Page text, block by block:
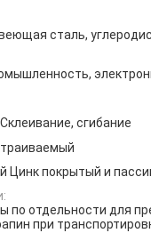
сталь,
Склеивание, сгибание
Цинк покрытый и
по отдельности для
при